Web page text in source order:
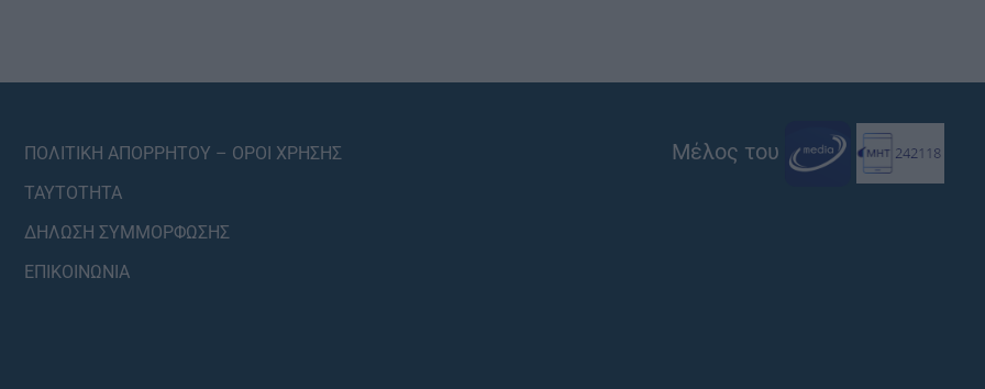
ΠΟΛΙΤΙΚΗ ΑΠΟΡΡΗΤΟΥ – ΟΡΟΙ ΧΡΗΣΗΣ
ΤΑΥΤΟΤΗΤΑ
ΔΗΛΩΣΗ ΣΥΜΜΟΡΦΩΣΗΣ
ΕΠΙΚΟΙΝΩΝΙΑ
Μέλος του